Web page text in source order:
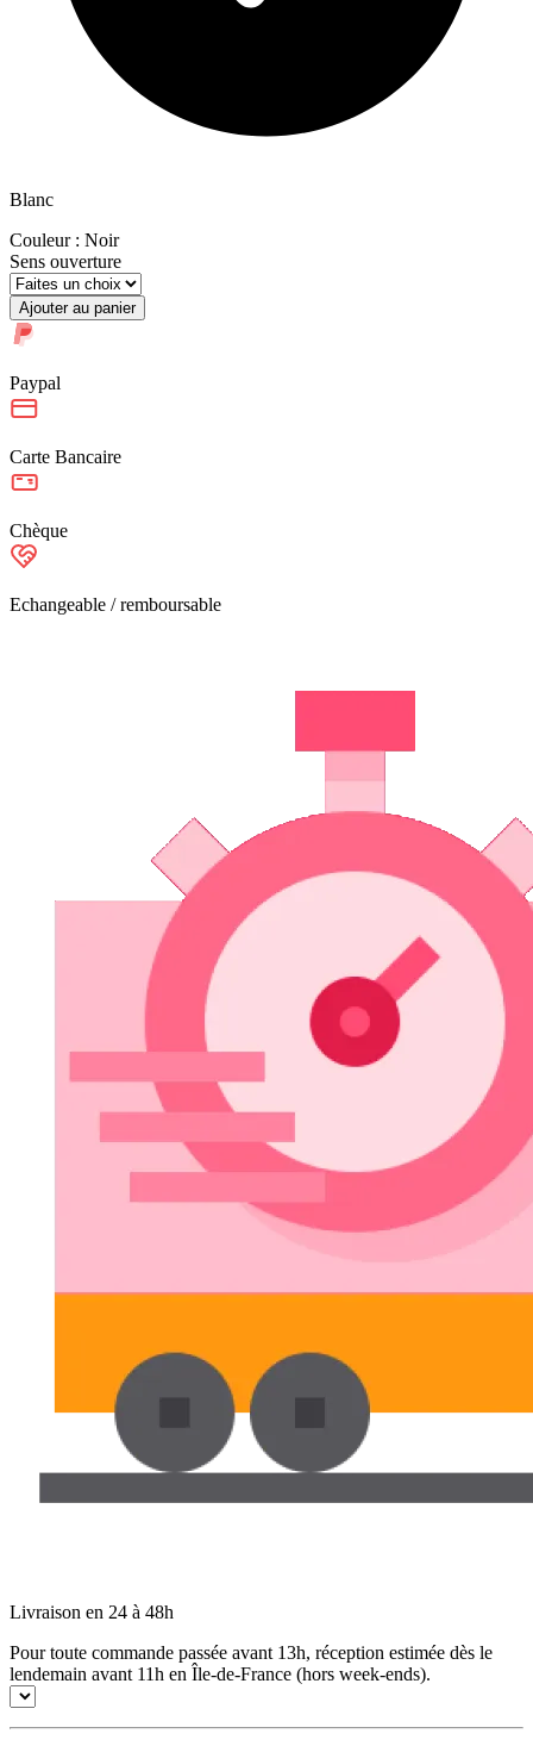
Blanc
Couleur : Noir
Sens ouverture
Ajouter au panier
Paypal
Carte Bancaire
Chèque
Echangeable / remboursable
Livraison en 24 à 48h
Pour toute commande passée avant 13h, réception estimée dès le
lendemain avant 11h en Île-de-France (hors week-ends).